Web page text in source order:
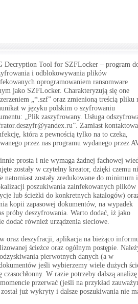
Decryption Tool for SZFLocker – program
i odblokowywania plików
oprogramowaniem ransomware
jako SZFLocker. Charakteryzują się one
„*.szf” oraz zmienioną treścią pliku
w języku polskim o szyfrowaniu
„Plik zaszyfrowany. Usługa
Zamiast
która z pewnością tylko na to czeka,
przez nas programu wydanego przez
prosta i nie wymaga żadnej fachowej
zostały w czytelny kreator, dzięki czemu
natomiast zostały zredukowane do minimum i
poszukiwania zainfekowanych plików
lub ścieżki do konkretnych katalogów)
kopii zapasowej dokumentów, na wypadek
próby deszyfrowania. Warto dodać, iż jako
dodać również urządzenia sieciowe.
oraz deszyfracji, aplikacja na bieżąco
ścieżce oraz ogólnym postępie.
pierwotnych danych (a w
jeśli wybierzemy wiele dużych
czasochłonny. W razie potrzeby dalszą analizę
przerwać (jeśli na przykład
już wykryty i dalsze poszukiwania nie